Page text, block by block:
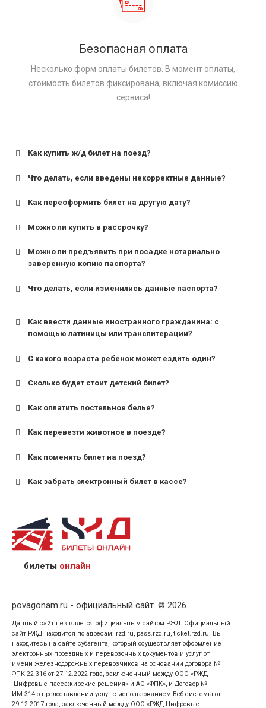
Безопасная оплата
Несколько форм оплаты билетов. В момент оплаты,
стоимость билетов фиксирована, включая комиссию
сервиса!
Как купить ж/д билет на поезд?
Что делать, если введены некорректные данные?
Как переоформить билет на другую дату?
Можно ли купить в рассрочку?
Можно ли предъявить при посадке нотариально
заверенную копию паспорта?
Что делать, если изменились данные паспорта?
Как ввести данные иностранного гражданина: с
помощью латиницы или транслитерации?
С какого возраста ребенок может ездить один?
для поездов дальнего следования — от 10 лет и
для пригородных поездов — от 7 лет.
Сколько будет стоит детский билет?
Как оплатить постельное белье?
Как перевезти животное в поезде?
Как поменять билет на поезд?
Как забрать электронный билет в кассе?
назвав кассиру 14-значный номер заказа;
предъявив удостоверение личности пассажира, на
кого оформлен билет.
билеты онлайн
povagonam.ru - официальный сайт. © 2026
Данный сайт не является официальным сайтом РЖД. Официальный
сайт РЖД находится по адресам: rzd.ru, pass.rzd.ru, ticket.rzd.ru. Вы
находитесь на сайте субагента, который осуществляет оформление
электронных проездных и перевозочных документов и услуг от
имени железнодорожных перевозчиков на основании договора №
ФПК-22-316 от 27.12.2022 года, заключенный между ООО «РЖД
-Цифровые пассажирские решения» и АО «ФПК», и Договор №
ИМ-314 о предоставлении услуг с использованием Веб-системы от
29.12.2017 года, заключенный между ООО «РЖД-Цифровые